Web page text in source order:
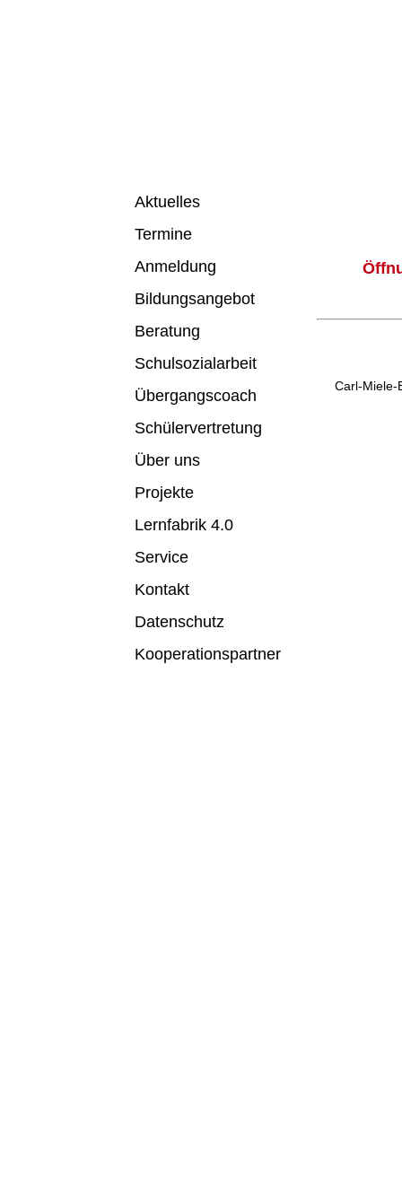
Carl-Miele-
Aktuelles
Termine
Anmeldung
Bildungsangebot
Beratung
Schulsozialarbeit
Übergangscoach
Schülervertretung
Über uns
Projekte
Lernfabrik 4.0
Service
Kontakt
Datenschutz
Kooperationspartner